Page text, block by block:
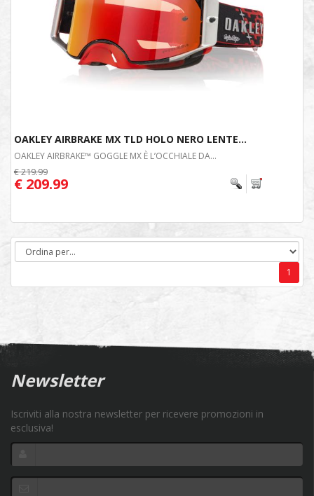
OAKLEY AIRBRAKE MX TLD HOLO NERO LENTE...
OAKLEY AIRBRAKE™ GOGGLE MX È L’OCCHIALE DA...
€ 219.99
€ 209.99
1
Newsletter
Iscriviti alla nostra newsletter per ricevere promozioni in
esclusiva!